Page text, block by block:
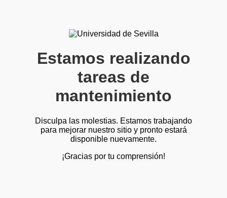
Estamos realizando
tareas de
mantenimiento
Disculpa las molestias. Estamos trabajando
para mejorar nuestro sitio y pronto estará
disponible nuevamente.
¡Gracias por tu comprensión!